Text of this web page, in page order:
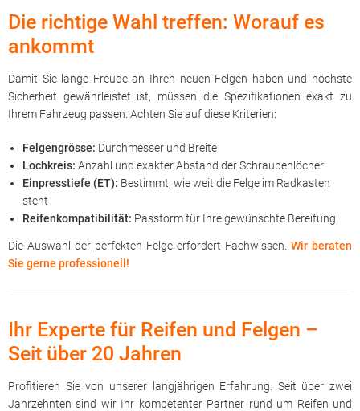
Die richtige Wahl treffen: Worauf es
ankommt
Damit Sie lange Freude an Ihren neuen Felgen haben und höchste
Sicherheit gewährleistet ist, müssen die Spezifikationen exakt zu
Ihrem Fahrzeug passen. Achten Sie auf diese Kriterien:
Felgengrösse: Durchmesser und Breite
Lochkreis: Anzahl und exakter Abstand der Schraubenlöcher
Einpresstiefe (ET): Bestimmt, wie weit die Felge im Radkasten
steht
Reifenkompatibilität: Passform für Ihre gewünschte Bereifung
Die Auswahl der perfekten Felge erfordert Fachwissen. Wir beraten
Sie gerne professionell!
Ihr Experte für Reifen und Felgen –
Seit über 20 Jahren
Profitieren Sie von unserer langjährigen Erfahrung. Seit über zwei
Jahrzehnten sind wir Ihr kompetenter Partner rund um Reifen und